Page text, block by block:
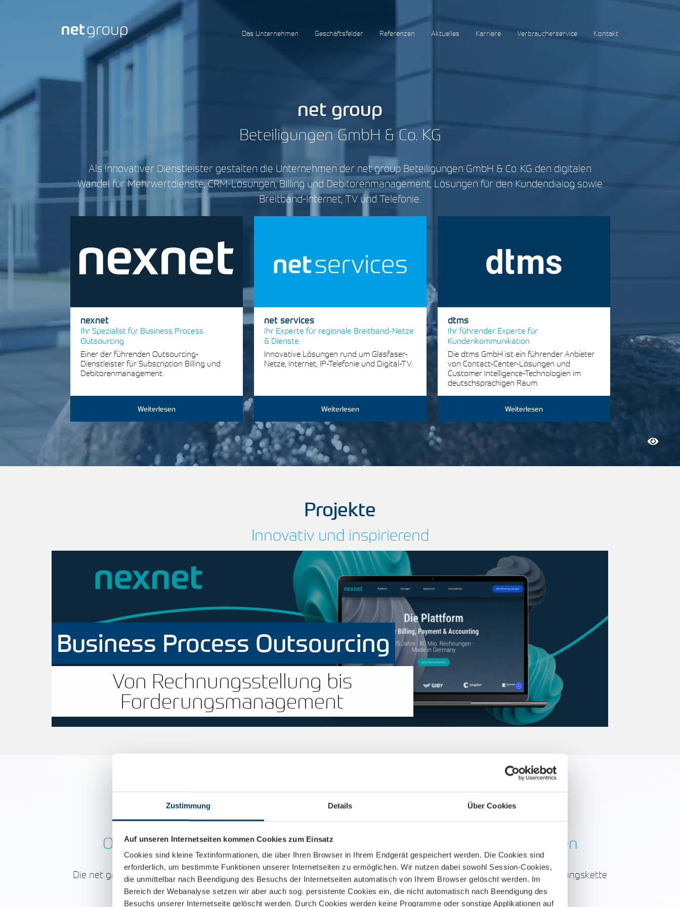
Zustimmung Details Über Cookies
Auf unseren Internetseiten kommen Cookies zum Einsatz
Cookies sind kleine Textinformationen, die über Ihren Browser in Ihrem Endgerät gespeichert werden. Die Cookies sind
erforderlich, um bestimmte Funktionen unserer Internetseiten zu ermöglichen. Wir nutzen dabei sowohl Session-Cookies,
die unmittelbar nach Beendigung des Besuchs der Internetseiten automatisch von Ihrem Browser gelöscht werden. Im
Bereich der Webanalyse setzen wir aber auch sog. persistente Cookies ein, die nicht automatisch nach Beendigung des
Besuchs unserer Internetseite gelöscht werden. Durch Cookies werden keine Programme oder sonstige Applikationen auf
Das Unternehmen Geschäftsfelder Referenzen Aktuelles Karriere Verbraucherservice Kontakt
net group
Beteiligungen GmbH & Co. KG
Als innovativer Dienstleister gestalten die Unternehmen der net group Beteiligungen GmbH & Co. KG den digitalen
Wandel für Mehrwertdienste, CRM-Lösungen, Billing und Debitorenmanagement, Lösungen für den Kundendialog sowie
Breitband-Internet, TV und Telefonie.
nexnet
Ihr Spezialist für Business Process
Outsourcing
Einer der führenden Outsourcing-
Dienstleister für Subscription Billing und
Debitorenmanagement.
Weiterlesen
net services
Ihr Experte für regionale Breitband-Netze
& Dienste
Innovative Lösungen rund um Glasfaser-
Netze, Internet, IP-Telefonie und Digital-TV.
Weiterlesen
dtms
Ihr führender Experte für
Kundenkommunikation
Die dtms GmbH ist ein führender Anbieter
von Contact-Center-Lösungen und
Customer Intelligence-Technologien im
deutschsprachigen Raum.
Weiterlesen
Projekte
Innovativ und inspirierend
Business Process Outsourcing
Von Rechnungsstellung bis
Forderungsmanagement
net group Beteiligungen
Outsourcing-Dienstleister für netzbasierte Kommunikationslösungen
Die net group Beteiligungen bildet als international agierender Outsourcing-Dienstleister die komplette Wertschöpfungskette
netzbasierter Kommunikationslösungen ab.